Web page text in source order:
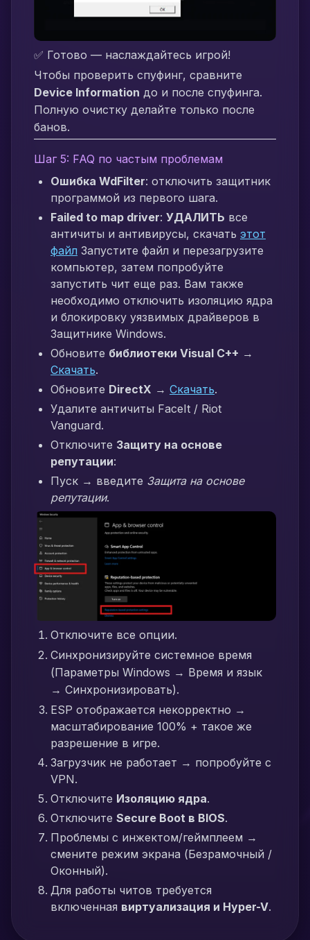
✅ Готово — наслаждайтесь игрой!
Чтобы проверить спуфинг, сравните
Device Information до и после спуфинга.
Полную очистку делайте только после
банов.
Шаг 5: FAQ по частым проблемам
Ошибка WdFilter: отключить защитник
программой из первого шага.
Failed to map driver: УДАЛИТЬ все
античиты и антивирусы, скачать этот
файл Запустите файл и перезагрузите
компьютер, затем попробуйте
запустить чит еще раз. Вам также
необходимо отключить изоляцию ядра
и блокировку уязвимых драйверов в
Защитнике Windows.
Обновите библиотеки Visual C++ →
Скачать.
Обновите DirectX → Скачать.
Удалите античиты FaceIt / Riot
Vanguard.
Отключите Защиту на основе
репутации:
Пуск → введите Защита на основе
репутации.
Отключите все опции.
Синхронизируйте системное время
(Параметры Windows → Время и язык
→ Синхронизировать).
ESP отображается некорректно →
масштабирование 100% + такое же
разрешение в игре.
Загрузчик не работает → попробуйте с
VPN.
Отключите Изоляцию ядра.
Отключите Secure Boot в BIOS.
Проблемы с инжектом/геймплеем →
смените режим экрана (Безрамочный /
Оконный).
Для работы читов требуется
включенная виртуализация и Hyper-V.